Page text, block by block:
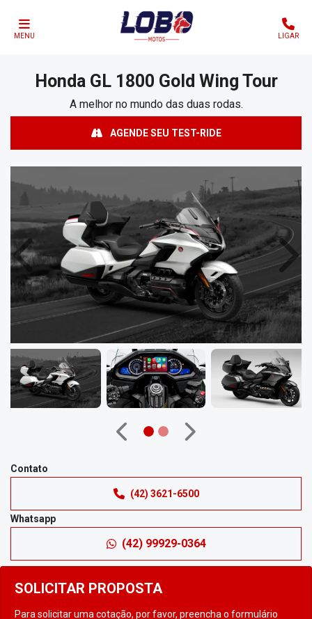
MENU LIGAR
HondaGL 1800 Gold Wing Tour
A melhor no mundo das duas rodas.
AGENDE SEU TEST-RIDE
SOLICITAR PROPOSTA
Para solicitar uma cotação, por favor, preencha o formulário
Anterior
Anterior Próximo
Contato
(42) 3621-6500
Whatsapp
(42) 99929-0364